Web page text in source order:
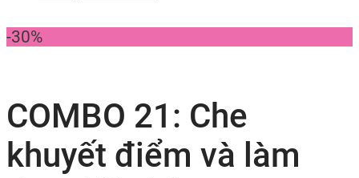
-30%
COMBO 21: Che
khuyết điểm và làm